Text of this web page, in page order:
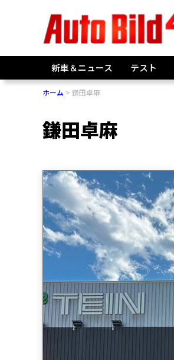
新車＆ニュース テスト
ホーム 鎌田卓麻
鎌田卓麻